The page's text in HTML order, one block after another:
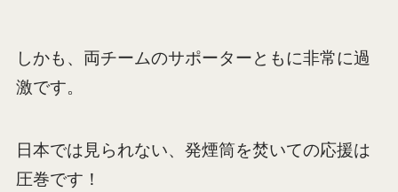
しかも、両チームのサポーターともに非常に過
激です。
日本では見られない、発煙筒を焚いての応援は
圧巻です！